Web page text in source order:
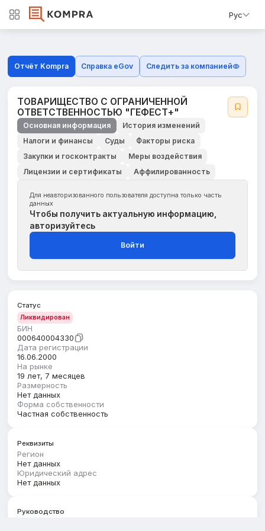
Рус
Отчёт Kompra Справка eGov Следить за компанией
ТОВАРИЩЕСТВО С ОГРАНИЧЕННОЙ
ОТВЕТСТВЕННОСТЬЮ "ГЕФЕСТ+"
Основная информация
История изменений
Налоги и финансы
Суды
Факторы риска
Закупки и госконтракты
Меры воздействия
Лицензии и сертификаты
Аффилированность
Для неавторизованного пользователя доступна только часть
данных
Чтобы получить актуальную информацию,
авторизуйтесь
Войти
Статус
Ликвидирован
БИН
000640004330
Дата регистрации
16.06.2000
На рынке
19 лет, 7 месяцев
Размерность
Нет данных
Форма собственности
Частная собственность
Реквизиты
Регион
Нет данных
Юридический адрес
Нет данных
Руководство